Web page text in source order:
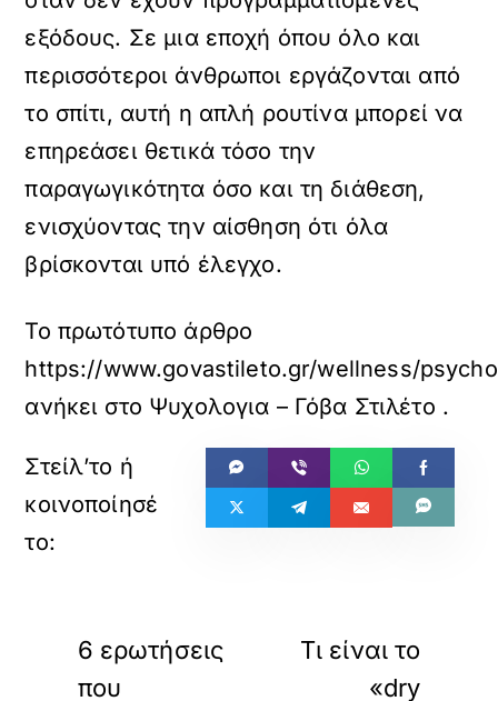
εξόδους. Σε μια εποχή όπου όλο και
περισσότεροι άνθρωποι εργάζονται από
το σπίτι, αυτή η απλή ρουτίνα μπορεί να
επηρεάσει θετικά τόσο την
παραγωγικότητα όσο και τη διάθεση,
ενισχύοντας την αίσθηση ότι όλα
βρίσκονται υπό έλεγχο.
Το πρωτότυπο άρθρο
https://www.govastileto.gr/wellness/
ανήκει στο Ψυχολογια – Γόβα Στιλέτο .
6 ερωτήσεις
που
Τι είναι το
«dry